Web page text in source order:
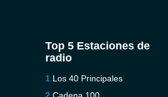
Top 5 Estaciones de
radio
Los 40 Principales